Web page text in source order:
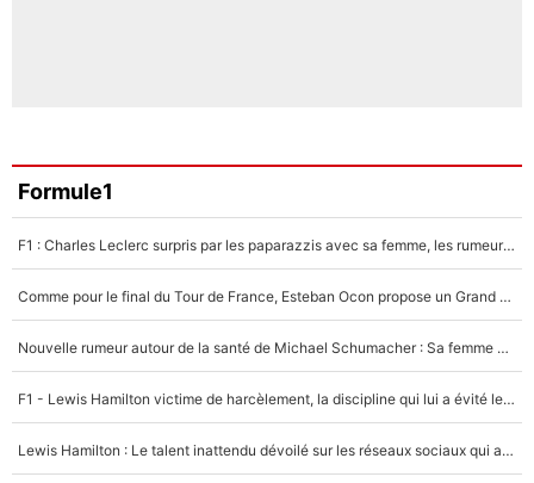
Formule1
F1 : Charles Leclerc surpris par les paparazzis avec sa femme, les rumeurs étaient vraies !
Comme pour le final du Tour de France, Esteban Ocon propose un Grand Prix de Formule 1 à Paris : «Autour de l’Arc de Triomphe, ce serait génial» !
Nouvelle rumeur autour de la santé de Michael Schumacher : Sa femme Corinna sort du silence
F1 - Lewis Hamilton victime de harcèlement, la discipline qui lui a évité le pire : «J'aurais probablement mal tourné»
Lewis Hamilton : Le talent inattendu dévoilé sur les réseaux sociaux qui a impressionné Kim Kardashian pendant leurs vacances en amoureux !